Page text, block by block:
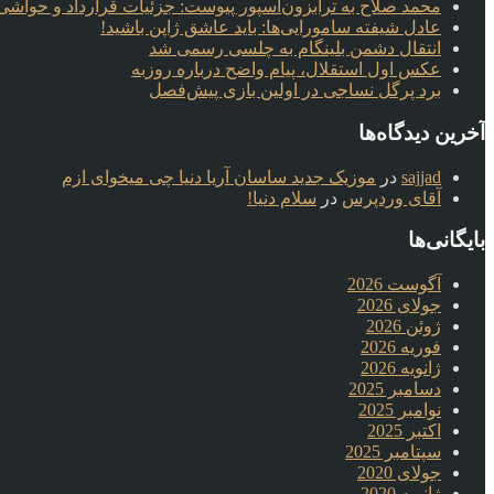
محمد صلاح به ترابزون‌اسپور پیوست: جزئیات قرارداد و حواشی
عادل شیفته سامورایی‌ها: باید عاشق ژاپن باشید!
انتقال دشمن بلینگام به چلسی رسمی شد
عکس اول استقلال، پیام واضح درباره روزبه
برد پرگل نساجی در اولین بازی پیش‌فصل
آخرین دیدگاه‌ها
sajjad در موزیک جدید ساسان آریا دنیا چی میخوای ازم
آقای وردپرس در سلام دنیا!
بایگانی‌ها
آگوست 2026
جولای 2026
ژوئن 2026
فوریه 2026
ژانویه 2026
دسامبر 2025
نوامبر 2025
اکتبر 2025
سپتامبر 2025
جولای 2020